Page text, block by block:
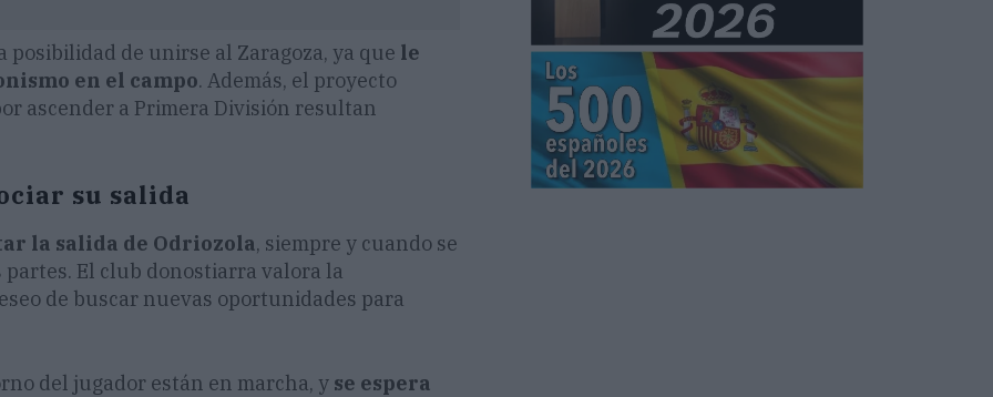
posibilidad de unirse al Zaragoza, ya que le
en el campo. Además, el proyecto
ascender a Primera División resultan
su salida
la salida de Odriozola, siempre y cuando se
El club donostiarra valora la
de buscar nuevas oportunidades para
del jugador están en marcha, y se espera